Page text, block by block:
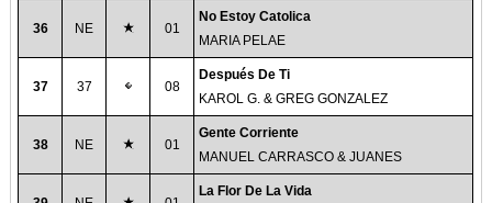
36 NE 01
No Estoy Catolica
MARIA PELAE
37 37 08
Después De Ti
KAROL G. & GREG GONZALEZ
38 NE 01
Gente Corriente
MANUEL CARRASCO & JUANES
La Flor De La Vida